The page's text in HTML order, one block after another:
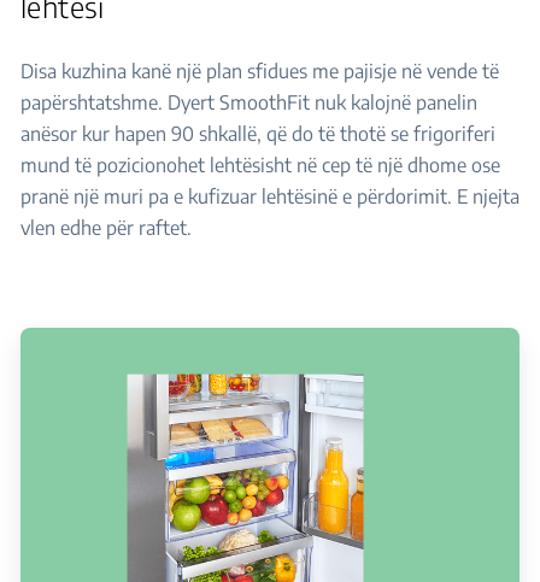
Disa kuzhina kanë një plan sfidues me pajisje në vende të
papërshtatshme. Dyert SmoothFit nuk kalojnë panelin
anësor kur hapen 90 shkallë, që do të thotë se frigoriferi
mund të pozicionohet lehtësisht në cep të një dhome ose
pranë një muri pa e kufizuar lehtësinë e përdorimit. E njejta
vlen edhe për raftet.